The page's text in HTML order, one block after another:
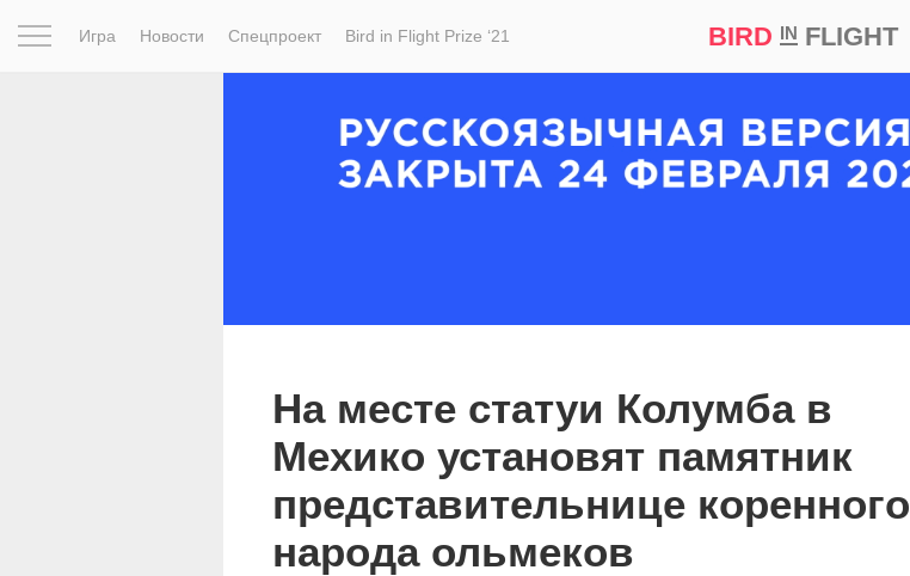
Игра Новости Спецпроект Bird in Flight Prize ‘21 BIRD INFLIGHT
На месте статуи Колумба в
Мехико установят памятник
представительнице коренного
народа ольмеков